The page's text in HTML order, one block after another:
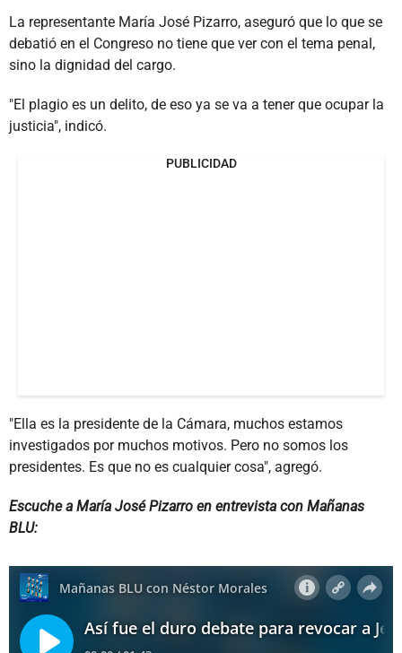
La representante María José Pizarro, aseguró que lo que se
debatió en el Congreso no tiene que ver con el tema penal,
sino la dignidad del cargo.
"El plagio es un delito, de eso ya se va a tener que ocupar la
justicia", indicó.
PUBLICIDAD
"Ella es la presidente de la Cámara, muchos estamos
investigados por muchos motivos. Pero no somos los
presidentes. Es que no es cualquier cosa", agregó.
Escuche a María José Pizarro en entrevista con Mañanas
BLU: